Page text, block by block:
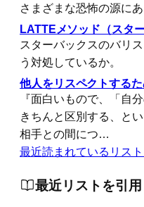
さまざまな恐怖の源に
LATTEメソッド（スタ
スターバックスのバリ
う対処しているか。
他人をリスペクトする
『面白いもので、「自
きちんと区別する、と
相手との間につ…
最近読まれているリス
最近リストを引